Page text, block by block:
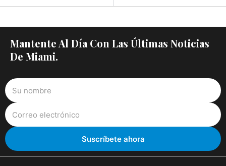
Mantente Al Día Con Las Últimas Noticias
De Miami.